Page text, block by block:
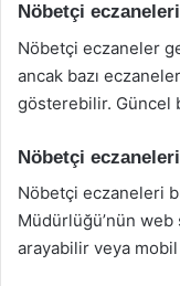
Nöbetçi
Nöbetçi eczaneler
ancak bazı
gösterebilir. Güncel
Nöbetçi
Nöbetçi eczaneleri
Müdürlüğü’nün
arayabilir veya